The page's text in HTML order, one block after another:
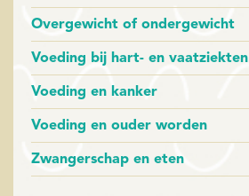
Overgewicht of ondergewicht
Voeding bij hart- en vaatziekten
Voeding en kanker
Voeding en ouder worden
Zwangerschap en eten